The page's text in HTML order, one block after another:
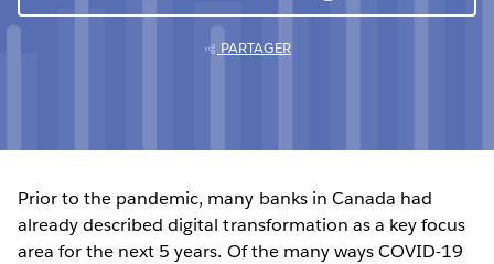
PARTAGER
Prior to the pandemic, many banks in Canada had
already described digital transformation as a key focus
area for the next 5 years. Of the many ways COVID-19